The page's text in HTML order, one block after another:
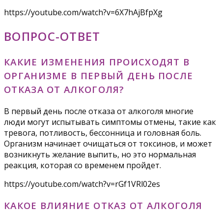
https://youtube.com/watch?v=6X7hAjBfpXg
ВОПРОС-ОТВЕТ
КАКИЕ ИЗМЕНЕНИЯ ПРОИСХОДЯТ В
ОРГАНИЗМЕ В ПЕРВЫЙ ДЕНЬ ПОСЛЕ
ОТКАЗА ОТ АЛКОГОЛЯ?
В первый день после отказа от алкоголя многие
люди могут испытывать симптомы отмены, такие как
тревога, потливость, бессонница и головная боль.
Организм начинает очищаться от токсинов, и может
возникнуть желание выпить, но это нормальная
реакция, которая со временем пройдет.
https://youtube.com/watch?v=rGf1VRl02es
КАКОЕ ВЛИЯНИЕ ОТКАЗ ОТ АЛКОГОЛЯ